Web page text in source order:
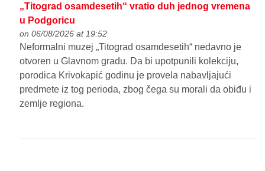
„Titograd osamdesetih“ vratio duh jednog vremena
u Podgoricu
on 06/08/2026 at 19:52
Neformalni muzej „Titograd osamdesetih“ nedavno je
otvoren u Glavnom gradu. Da bi upotpunili kolekciju,
porodica Krivokapić godinu je provela nabavljajući
predmete iz tog perioda, zbog čega su morali da obiđu i
zemlje regiona.